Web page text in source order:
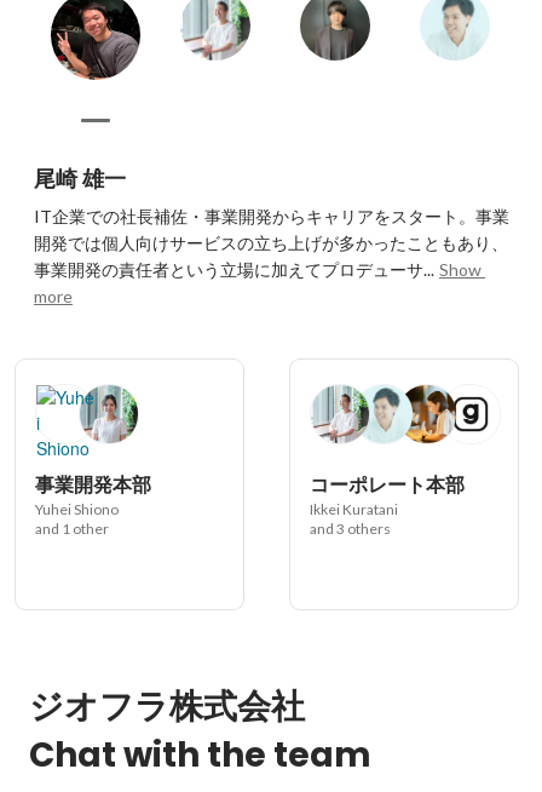
尾崎 雄一
IT企業での社長補佐・事業開発からキャリアをスタート。事業
開発では個人向けサービスの立ち上げが多かったこともあり、
事業開発の責任者という立場に加えてプロデューサ... Show
more
事業開発本部
Yuhei Shiono
and 1 other
コーポレート本部
Ikkei Kuratani
and 3 others
ジオフラ株式会社
Chat with the team